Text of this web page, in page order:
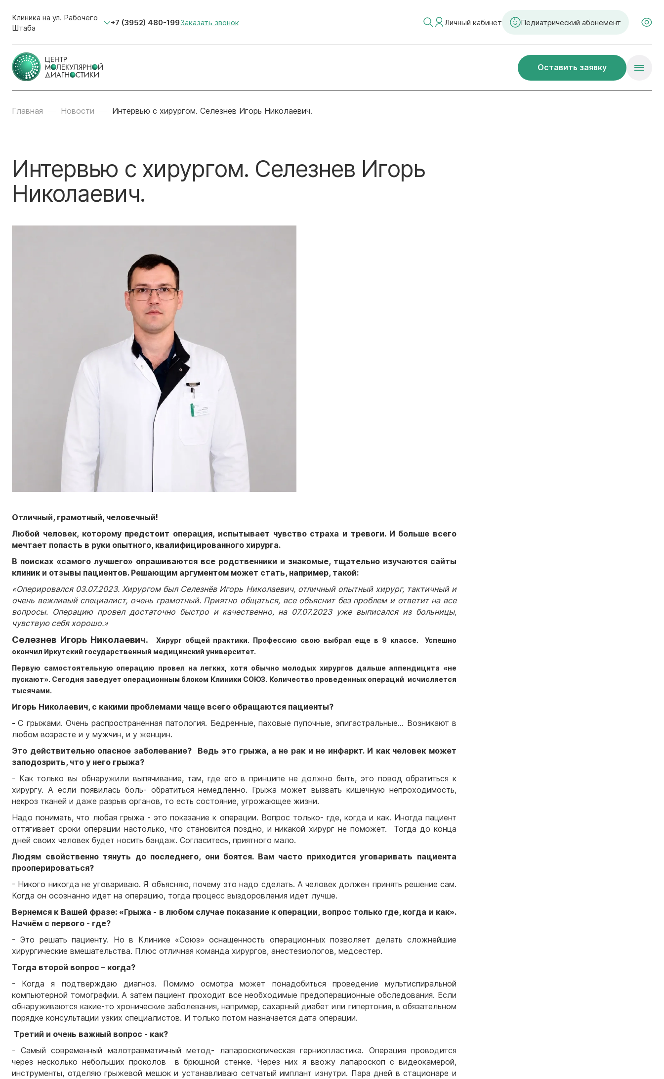
Клиника на ул. Рабочего
Штаба
+7 (3952) 480-199Заказать звонок Личный кабинет Педиатрический абонемент
Оставить заявку
Главная Новости Интервью с хирургом. Селезнев Игорь Николаевич.
Интервью с хирургом. Селезнев Игорь
Николаевич.
Отличный, грамотный, человечный!
Любой человек, которому предстоит операция, испытывает чувство страха и тревоги. И больше всего
мечтает попасть в руки опытного, квалифицированного хирурга.
В поисках «самого лучшего» опрашиваются все родственники и знакомые, тщательно изучаются сайты
клиник и отзывы пациентов. Решающим аргументом может стать, например, такой:
«Оперировался 03.07.2023. Хирургом был Селезнёв Игорь Николаевич, отличный опытный хирург, тактичный и
очень вежливый специалист, очень грамотный. Приятно общаться, все объяснит без проблем и ответит на все
вопросы. Операцию провел достаточно быстро и качественно, на 07.07.2023 уже выписался из больницы,
чувствую себя хорошо.»
Селезнев Игорь Николаевич.
Хирург общей практики. Профессию свою выбрал еще в 9 классе. Успешно
окончил Иркутский государственный медицинский университет.
Первую самостоятельную операцию провел на легких, хотя обычно молодых хирургов дальше аппендицита «не
пускают». Сегодня заведует операционным блоком Клиники СОЮЗ. Количество проведенных операций исчисляется
тысячами.
Игорь Николаевич, с какими проблемами чаще всего обращаются пациенты?
-С грыжами. Очень распространенная патология. Бедренные, паховые пупочные, эпигастральные… Возникают в
любом возрасте и у мужчин, и у женщин.
Это действительно опасное заболевание? Ведь это грыжа, а не рак и не инфаркт. И как человек может
заподозрить, что у него грыжа?
- Как только вы обнаружили выпячивание, там, где его в принципе не должно быть, это повод обратиться к
хирургу. А если появилась боль- обратиться немедленно. Грыжа может вызвать кишечную непроходимость,
некроз тканей и даже разрыв органов, то есть состояние, угрожающее жизни.
Надо понимать, что любая грыжа - это показание к операции. Вопрос только- где, когда и как. Иногда пациент
оттягивает сроки операции настолько, что становится поздно, и никакой хирург не поможет. Тогда до конца
дней своих человек будет носить бандаж. Согласитесь, приятного мало.
Людям свойственно тянуть до последнего, они боятся. Вам часто приходится уговаривать пациента
прооперироваться?
- Никого никогда не уговариваю. Я объясняю, почему это надо сделать. А человек должен принять решение сам.
Когда он осознанно идет на операцию, тогда процесс выздоровления идет лучше.
Вернемся к Вашей фразе: «Грыжа - в любом случае показание к операции, вопрос только где, когда и как».
Начнём с первого - где?
- Это решать пациенту. Но в Клинике «Союз» оснащенность операционных позволяет делать сложнейшие
хирургические вмешательства. Плюс отличная команда хирургов, анестезиологов, медсестер.
Тогда второй вопрос – когда?
- Когда я подтверждаю диагноз. Помимо осмотра может понадобиться проведение мультиспиральной
компьютерной томографии. А затем пациент проходит все необходимые предоперационные обследования. Если
обнаруживаются какие-то хронические заболевания, например, сахарный диабет или гипертония, в обязательном
порядке консультации узких специалистов. И только потом назначается дата операции.
Третий и очень важный вопрос - как?
- Самый современный малотравматичный метод- лапароскопическая герниопластика. Операция проводится
через несколько небольших проколов в брюшной стенке. Через них я ввожу лапароскоп с видеокамерой,
инструменты, отделяю грыжевой мешок и устанавливаю сетчатый имплант изнутри. Пара дней в стационаре и